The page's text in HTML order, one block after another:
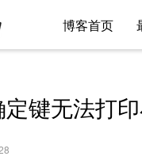
博客首页
键无法打